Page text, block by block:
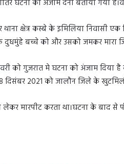
घटना को अंजाम देना बताया गया
क्षेत्र कस्बे के इमिलिया निवासी
दुधमुंहे बच्चे को और उसको जमकर मारा
को गुजरात मे घटना को अंजाम दिया
दिसंबर 2021 को जालौन जिले के
मारपीट करता था।घटना के बाद से